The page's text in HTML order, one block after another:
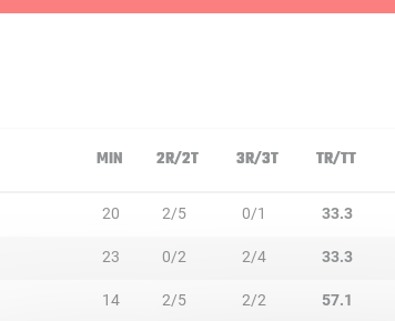
MIN 2R/2T 3R/3T TR/TT
20 2/5 0/1 33.3
23 0/2 2/4 33.3
14 2/5 2/2 57.1